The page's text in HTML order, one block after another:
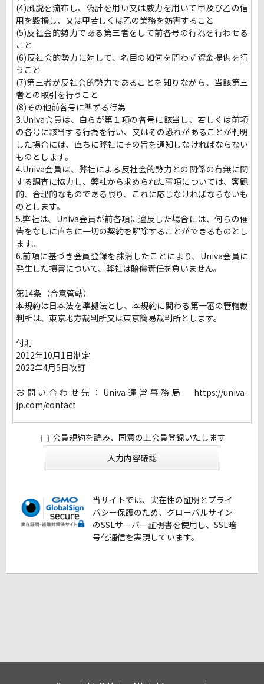
(4)風説を流布し、偽計を用い又は威力を用いて甲及び乙の信
用を毀損し、又は甲若しくは乙の業務を妨害すること
(5)反社会的勢力である第三者をして前各号の行為を行わせる
こと
(6)反社会的勢力に対して、名目の如何を問わず資金提供を行
うこと
(7)第三者が反社会的勢力であることを知りながら、当該第三
者との取引を行うこと
(8)その他前各号に準ずる行為
3.Univa会員は、自らが第１項の各号に該当し、若しくは前項
の各号に該当する行為を行い、又はその恐れがあることが判明
した場合には、直ちに弊社にその旨を通知しなければならない
ものとします。
4.Univa会員は、弊社による反社会的勢力との関係の有無に関
する調査に協力し、弊社から求められた事項については、客観
的、合理的なものである限り、これに応じなければならないも
のとします。
5.弊社は、Univa会員が前各項に違反した場合には、何らの催
告をなしに直ちに一切の契約を解除することができるものとし
ます。
6.前項に基づき会員登録を抹消したことにより、Univa会員に
発生した損害について、弊社は賠償責任を負いません。
第14条（合意管轄）
本規約は日本法を準拠法とし、本規約に関わる第一審の管轄裁
判所は、東京地方裁判所又は東京簡易裁判所とします。
付則
2012年10月1日制定
2022年4月5日改訂
お問い合わせ先：Univa運営事務局 https://univa-
jp.com/contact
会員規約を読み、同意の上会員登録いたします
当サイトでは、実在性の証明とプライ
バシー保護のため、グローバルサイン
のSSLサーバー証明書を使用し、SSL暗
号化通信を実現しています。